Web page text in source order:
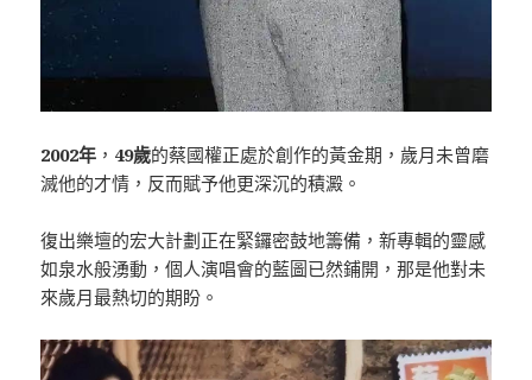
2002年 ， 49歲的蔡國權正處於創作的黃金期，歲月未曾磨
滅他的才情，反而賦予他更深沉的積澱。
復出樂壇的宏大計劃正在緊鑼密鼓地籌備，新專輯的靈感
如泉水般湧動，個人演唱會的藍圖已然鋪開，那是他對未
來歲月最熱切的期盼。